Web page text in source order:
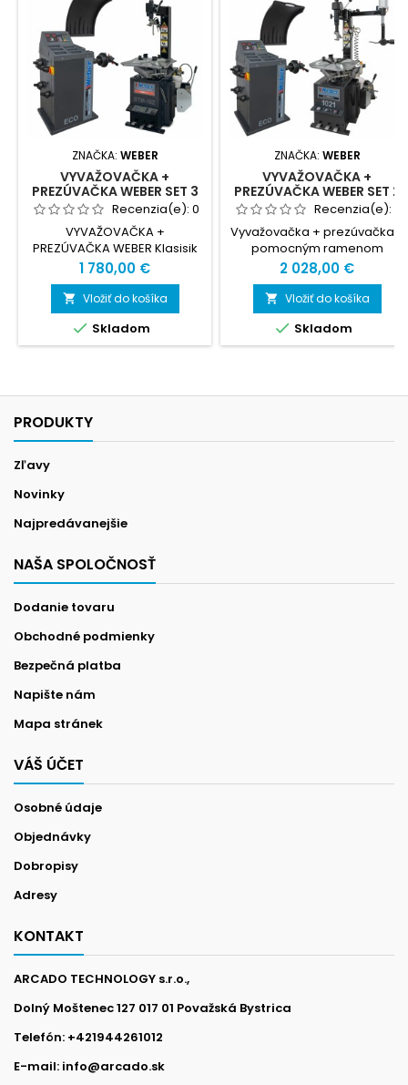
ZNAČKA: WEBER
VYVAŽOVAČKA +
PREZÚVAČKA WEBER SET 3
Recenzia(e): 0
VYVAŽOVAČKA +
PREZÚVAČKA WEBER Klasisik
Serie
Cena
1 780,00 €
 Vložiť do košíka
 Skladom
ZNAČKA: WEBER
VYVAŽOVAČKA +
PREZÚVAČKA WEBER SET 2
Recenzia(e):
Vyvažovačka + prezúvačka s
pomocným ramenom
Cena
2 028,00 €
 Vložiť do košíka
 Skladom
PRODUKTY
Zľavy
Novinky
Najpredávanejšie
NAŠA SPOLOČNOSŤ
Dodanie tovaru
Obchodné podmienky
Bezpečná platba
Napište nám
Mapa stránek
VÁŠ ÚČET
Osobné údaje
Objednávky
Dobropisy
Adresy
KONTAKT
ARCADO TECHNOLOGY s.r.o.,
Dolný Moštenec 127 017 01 Považská Bystrica
Telefón: +421944261012
E-mail: info@arcado.sk